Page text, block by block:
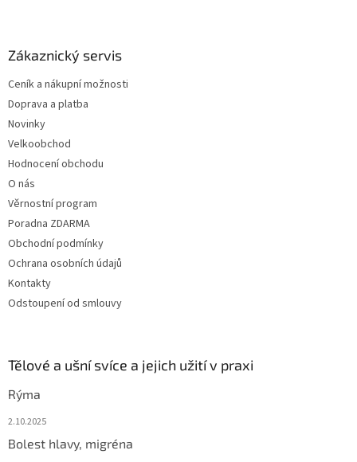
Zákaznický servis
Ceník a nákupní možnosti
Doprava a platba
Novinky
Velkoobchod
Hodnocení obchodu
O nás
Věrnostní program
Poradna ZDARMA
Obchodní podmínky
Ochrana osobních údajů
Kontakty
Odstoupení od smlouvy
Tělové a ušní svíce a jejich užití v praxi
Rýma
2.10.2025
Bolest hlavy, migréna